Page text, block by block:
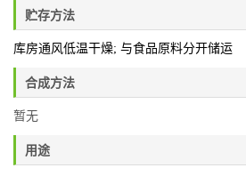
贮存方法
库房通风低温干燥; 与食品原料分开储运
合成方法
暂无
用途